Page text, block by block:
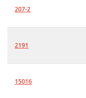
207-2
2191
15016